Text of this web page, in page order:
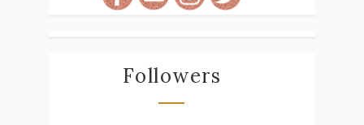
Followers